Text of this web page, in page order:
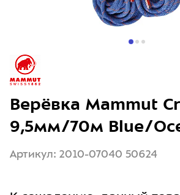
Верёвка Mammut
9,5мм/70м Blue/
Артикул: 2010-07040 50624